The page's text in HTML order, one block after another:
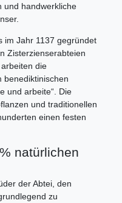
und handwerkliche
im Jahr 1137 gegründet
Zisterzienserabteien
die
benediktinischen
und arbeite“. Die
und traditionellen
einen festen
natürlichen
der Abtei, den
zu